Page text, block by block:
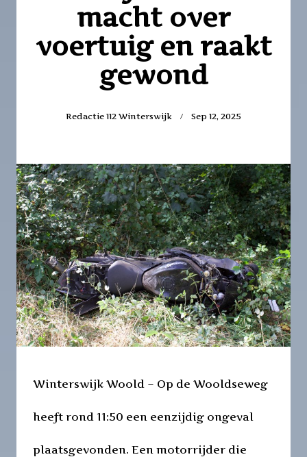
macht over
voertuig en raakt
gewond
Redactie 112 Winterswijk Sep 12, 2025
Winterswijk Woold – Op de Wooldseweg
heeft rond 11:50 een eenzijdig ongeval
plaatsgevonden. Een motorrijder die